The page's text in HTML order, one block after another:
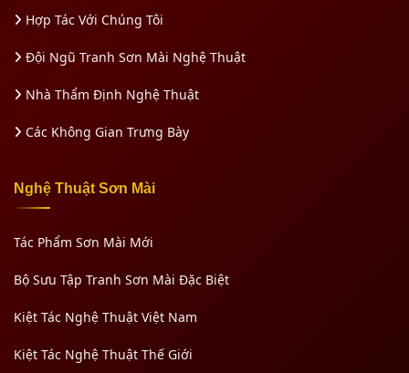
Hợp Tác Với Chúng Tôi
Đội Ngũ Tranh Sơn Mài Nghệ Thuật
Nhà Thẩm Định Nghệ Thuật
Các Không Gian Trưng Bày
Nghệ Thuật Sơn Mài
Tác Phẩm Sơn Mài Mới
Bộ Sưu Tập Tranh Sơn Mài Đặc Biệt
Kiệt Tác Nghệ Thuật Việt Nam
Kiệt Tác Nghệ Thuật Thế Giới